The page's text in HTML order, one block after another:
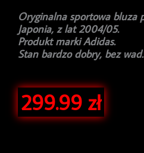
Oryginalna sportowa bluza
Japonia, z lat 2004/05.
Produkt marki Adidas.
Stan bardzo dobry, bez wad.
299.99 zł